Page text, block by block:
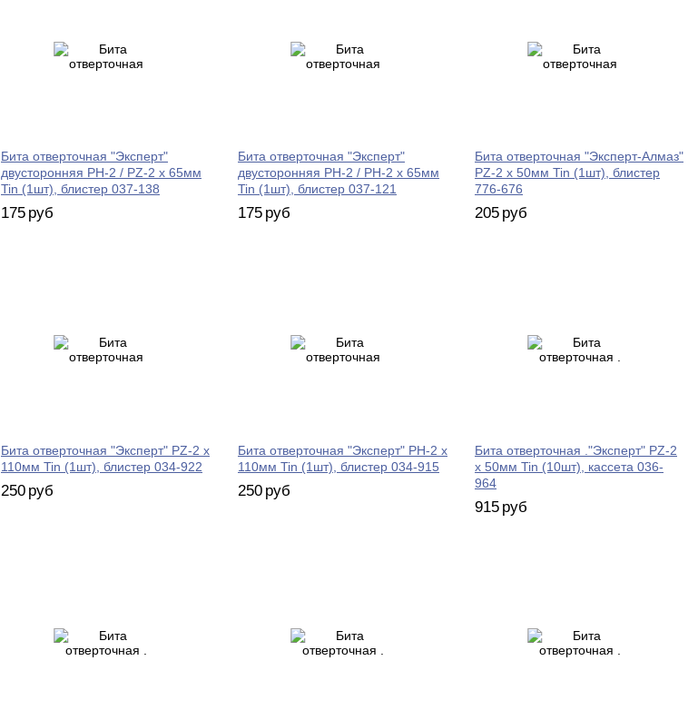
Бита отверточная "Эксперт"
двусторонняя PH-2 / PZ-2 х 65мм
Tin (1шт), блистер 037-138
175 руб
Бита отверточная "Эксперт"
двусторонняя PH-2 / PH-2 х 65мм
Tin (1шт), блистер 037-121
175 руб
Бита отверточная "Эксперт-Алмаз"
PZ-2 х 50мм Tin (1шт), блистер
776-676
205 руб
Бита отверточная "Эксперт" PZ-2 х
110мм Tin (1шт), блистер 034-922
250 руб
Бита отверточная "Эксперт" PH-2 х
110мм Tin (1шт), блистер 034-915
250 руб
Бита отверточная ."Эксперт" PZ-2
х 50мм Tin (10шт), кассета 036-
964
915 руб